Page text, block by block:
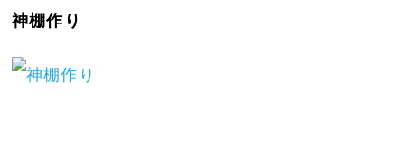
神棚作り